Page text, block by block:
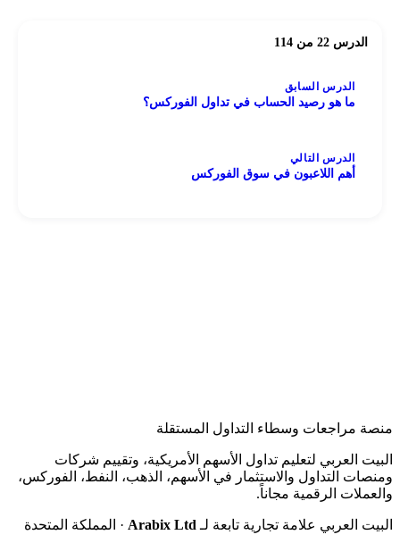
الدرس 22 من 114
الدرس السابق
ما هو رصيد الحساب في تداول الفوركس؟
الدرس التالي
أهم اللاعبون في سوق الفوركس
منصة مراجعات وسطاء التداول المستقلة
البيت العربي لتعليم تداول الأسهم الأمريكية، وتقييم شركات
ومنصات التداول والاستثمار في الأسهم، الذهب، النفط، الفوركس،
والعملات الرقمية مجاناً.
البيت العربي علامة تجارية تابعة لـ Arabix Ltd · المملكة المتحدة